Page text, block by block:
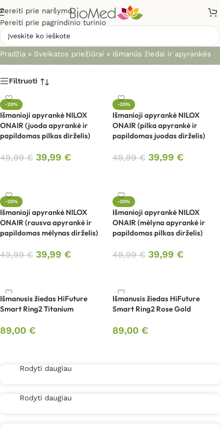
Pereiti prie naršymo
Pereiti prie pagrindinio turinio
Išmanūs žiedai ir apyrankės
Pradžia » Sveikatos priežiūrai » Išmanūs žiedai ir apyrankės
Filtruoti
-20%
Išmanioji apyrankė NILOX
ONAIR (juoda apyrankė ir
papildomas pilkas dirželis)
49,99€ 39,99 €
-20%
Išmanioji apyrankė NILOX
ONAIR (pilka apyrankė ir
papildomas juodas dirželis)
49,99€ 39,99 €
-20%
Išmanioji apyrankė NILOX
ONAIR (rausva apyrankė ir
papildomas mėlynas dirželis)
49,99€ 39,99 €
-20%
Išmanioji apyrankė NILOX
ONAIR (mėlyna apyrankė ir
papildomas pilkas dirželis)
49,99€ 39,99 €
Išmanusis žiedas HiFuture
Smart Ring2 Titanium
89,00 €
Išmanusis žiedas HiFuture
Smart Ring2 Rose Gold
89,00 €
Rodyti daugiau
Rodyti daugiau